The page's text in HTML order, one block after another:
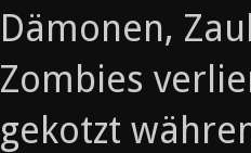
Dämonen,
Zombies
gekotzt